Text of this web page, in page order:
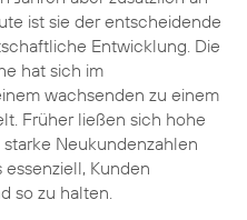
ist sie der entscheidende
Entwicklung. Die
hat sich im
wachsenden zu einem
Früher ließen sich hohe
Neukundenzahlen
Kunden
so zu halten.